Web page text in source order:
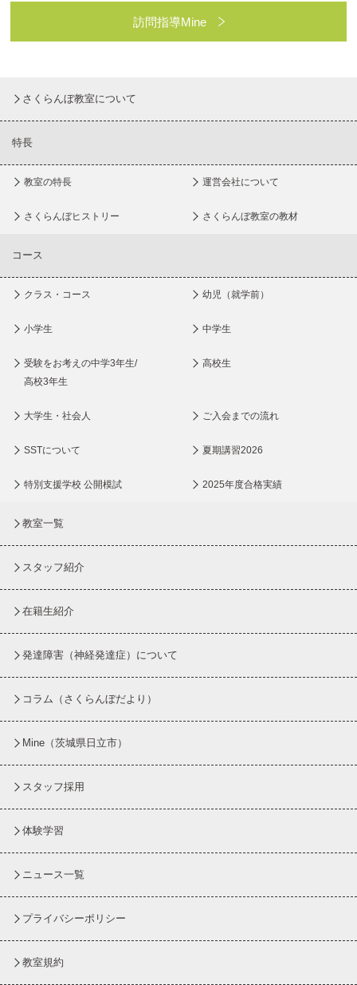
訪問指導Mine
さくらんぼ教室について
特長
教室の特長 運営会社について
さくらんぼヒストリー さくらんぼ教室の教材
コース
クラス・コース 幼児（就学前）
小学生 中学生
受験をお考えの中学3年生/
高校3年生
高校生
大学生・社会人 ご入会までの流れ
SSTについて 夏期講習2026
特別支援学校 公開模試 2025年度合格実績
教室一覧
スタッフ紹介
在籍生紹介
発達障害（神経発達症）について
コラム （さくらんぼだより）
Mine（茨城県日立市）
スタッフ採用
体験学習
ニュース一覧
プライバシーポリシー
教室規約